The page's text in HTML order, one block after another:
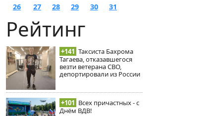
26
27 28 29 30 31
Рейтинг
+141 Таксиста Бахрома
Тагаева, отказавшегося
везти ветерана СВО,
депортировали из России
+101 Всех причастных - с
Днём ВДВ!